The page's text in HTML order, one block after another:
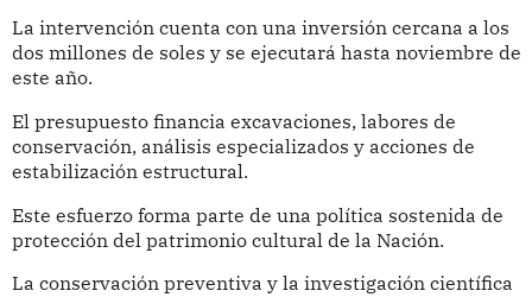
La intervención cuenta con una inversión cercana a los
dos millones de soles y se ejecutará hasta noviembre de
este año.
El presupuesto financia excavaciones, labores de
conservación, análisis especializados y acciones de
estabilización estructural.
Este esfuerzo forma parte de una política sostenida de
protección del patrimonio cultural de la Nación.
La conservación preventiva y la investigación científica